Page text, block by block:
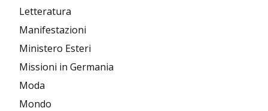
Letteratura
Manifestazioni
Ministero Esteri
Missioni in Germania
Moda
Mondo